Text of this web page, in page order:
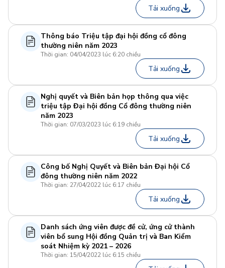
Tải xuống
Thông báo Triệu tập đại hội đồng cổ đông
thường niên năm 2023
Thời gian: 04/04/2023 lúc 6:20 chiều
Tải xuống
Nghị quyết và Biên bản họp thông qua việc
triệu tập Đại hội đồng Cổ đông thường niên
năm 2023
Thời gian: 07/03/2023 lúc 6:19 chiều
Tải xuống
Công bố Nghị Quyết và Biên bản Đại hội Cổ
đông thường niên năm 2022
Thời gian: 27/04/2022 lúc 6:17 chiều
Tải xuống
Danh sách ứng viên được đề cử, ứng cử thành
viên bổ sung Hội đồng Quản trị và Ban Kiểm
soát Nhiệm kỳ 2021 – 2026
Thời gian: 15/04/2022 lúc 6:15 chiều